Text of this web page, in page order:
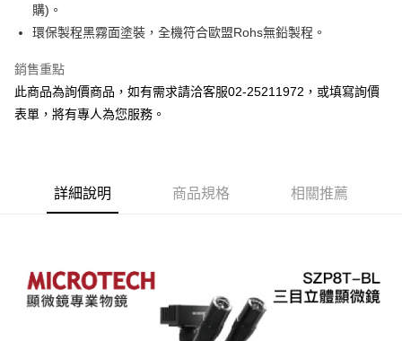
購)。
環保製程黑霧面塗裝，全機符合歐盟Rohs無鉛製程。
銷售重點
此商品為詢價商品，如有需求請洽客服02-25211972，或填寫詢價
表單，將有專人為您服務。
詳細說明 商品規格 相關推薦